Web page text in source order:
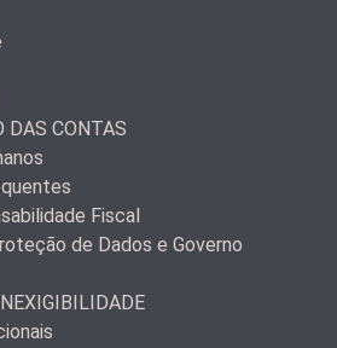
DAS CONTAS
Fiscal
de Dados e Governo